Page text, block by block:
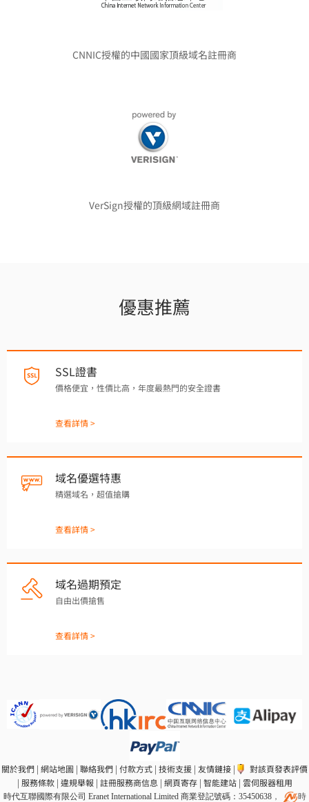
CNNIC授權的中國國家頂級域名註冊商
VerSign授權的頂級網域註冊商
優惠推薦
SSL證書
價格便宜，性價比高，年度最熱門的安全證書
查看詳情 >
域名優選特惠
精選域名，超值搶購
查看詳情 >
域名過期預定
自由出價搶售
查看詳情 >
關於我們 | 網站地圖 | 聯絡我們 | 付款方式 | 技術支援 | 友情鏈接 |
對該頁發表評價
| 服務條款| 違規舉報 | 註冊服務商信息 | 網頁寄存| 智能建站| 雲伺服器租用
時代互聯國際有限公司 Eranet International Limited 商業登記號碼：35450638， 時